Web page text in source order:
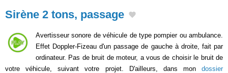
Sirène 2 tons, passage
Avertisseur sonore de véhicule de type pompier ou ambulance.
Effet Doppler-Fizeau d'un passage de gauche à droite, fait par
ordinateur. Pas de bruit de moteur, a vous de choisir le bruit de
votre véhicule, suivant votre projet. D'ailleurs, dans mon dossier